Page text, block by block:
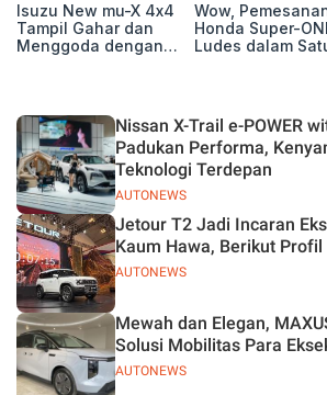
Isuzu New mu-X 4x4
Tampil Gahar dan
Menggoda dengan
Wow,
Honda Super-
Ludes dalam
AUTONEWS
Nissan X-Trail e-POWER
Padukan Performa,
Teknologi Terdepan
AUTONEWS
Jetour T2 Jadi Incaran
Kaum Hawa, Berikut
AUTONEWS
Mewah dan Elegan,
Solusi Mobilitas Para